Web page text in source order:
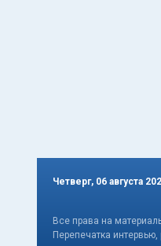
Четверг, 06 августа
Все права на
Перепечатка